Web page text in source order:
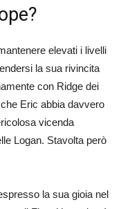
elevati i livelli
la sua rivincita
con Ridge dei
Eric abbia davvero
vicenda
Logan. Stavolta però
la sua gioia nel